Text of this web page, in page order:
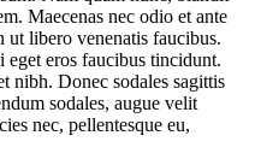
Maecenas nec odio et ante
ut libero venenatis faucibus.
eros faucibus tincidunt.
nibh. Donec sodales sagittis
sodales, augue velit
nec, pellentesque eu,